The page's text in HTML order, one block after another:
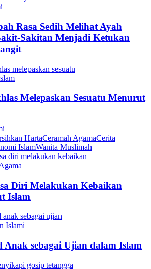
Rasa Sedih Melihat Ayah
Sakitan Menjadi Ketukan
Melepaskan Sesuatu Menurut
HartaCeramah AgamaCerita
IslamWanita Muslimah
Diri Melakukan Kebaikan
Islam
Islami
Anak sebagai Ujian dalam Islam